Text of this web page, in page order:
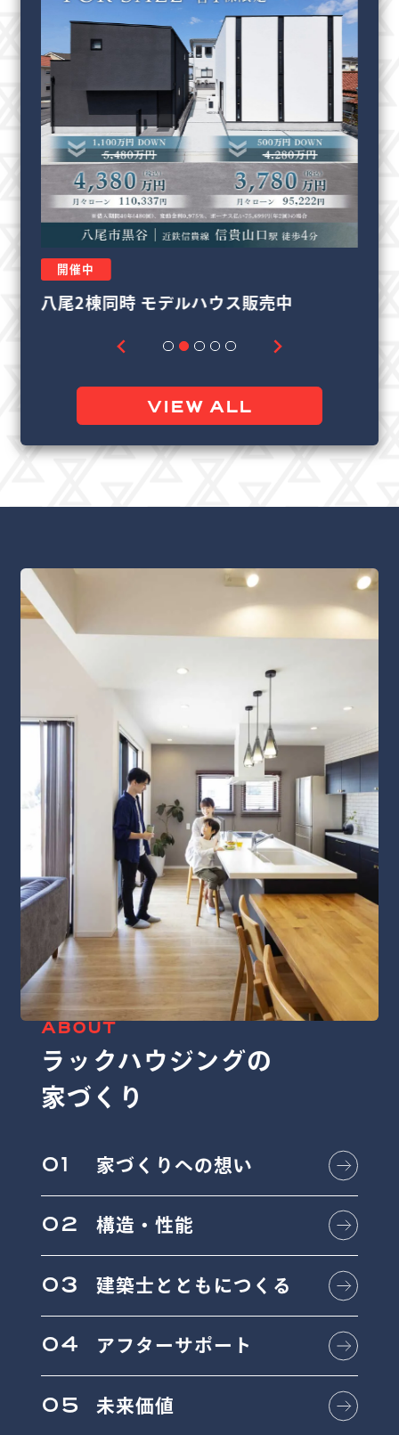
開催中
リフォーム＆リノベーション相談会
VIEW ALL
ABOUT
ラックハウジングの
家づくり
01 家づくりへの想い
02 構造・性能
03 建築士とともにつくる
04 アフターサポート
05 未来価値